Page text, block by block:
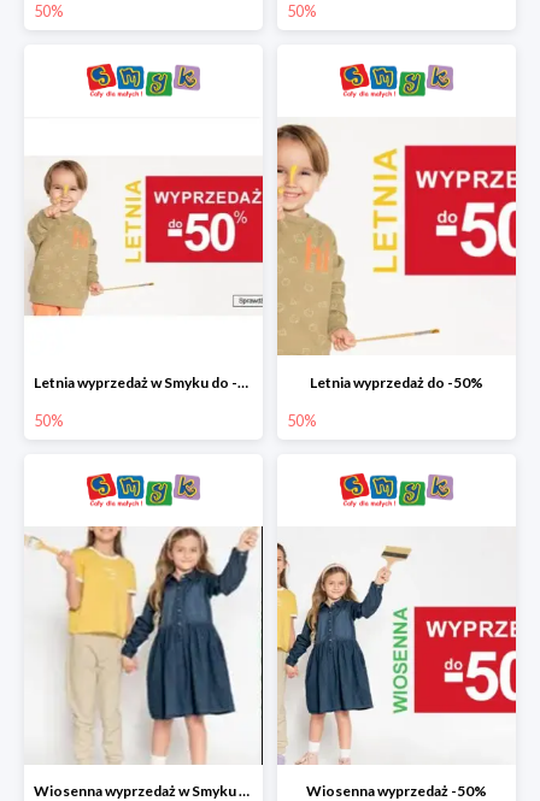
50% 50%
Letnia wyprzedaż w Smyku do -50%
50%
Letnia wyprzedaż do -50%
50%
Wiosenna wyprzedaż w Smyku do -50% Wiosenna wyprzedaż -50%